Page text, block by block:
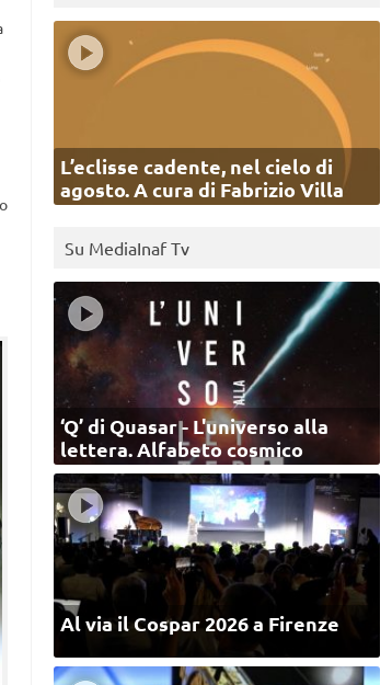
L’eclisse cadente, nel cielo di
agosto. A cura di Fabrizio Villa
Su MediaInaf Tv
‘Q’ di Quasar - L'universo alla
lettera. Alfabeto cosmico
Al via il Cospar 2026 a Firenze